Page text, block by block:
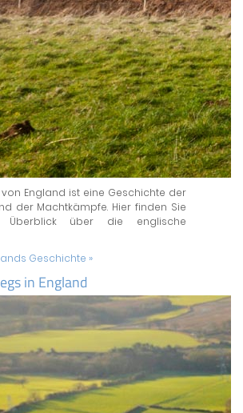
England ist eine Geschichte der
der Machtkämpfe. Hier finden Sie
Überblick über die englische
Geschichte »
in England